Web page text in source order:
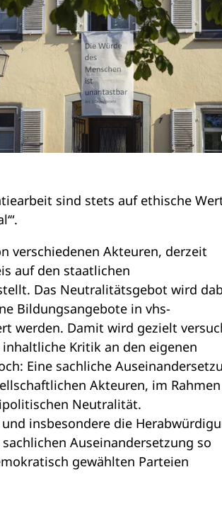
sind stets auf ethische
verschiedenen Akteuren, derzeit
auf den staatlichen
Das Neutralitätsgebot wird
Bildungsangebote in vhs-
werden. Damit wird gezielt
Kritik an den eigenen
Eine sachliche
Akteuren, im Rahmen
Neutralität.
insbesondere die
Auseinandersetzung so
gewählten Parteien